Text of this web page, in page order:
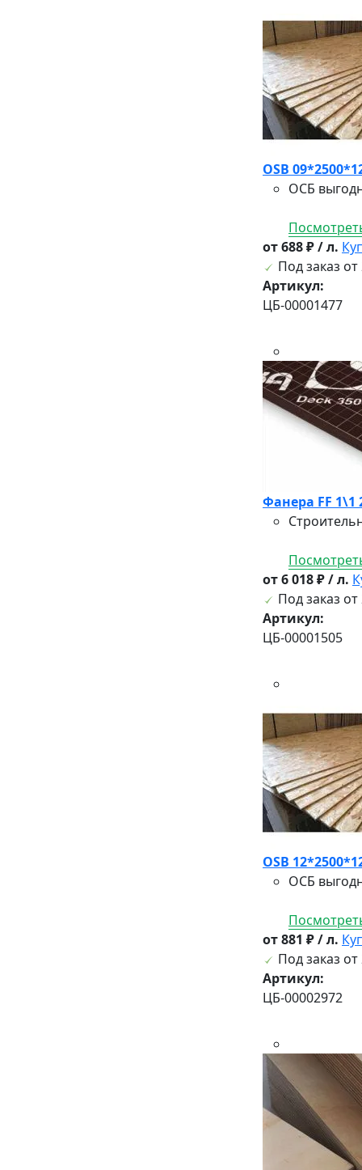
OSB
ОСБ
от 688 ₽ / л.
Под заказ от
Артикул:
ЦБ-00001477
Фанера FF 1\1
от 6 018 ₽ / л.
Под заказ от
Артикул:
ЦБ-00001505
OSB
ОСБ
от 881 ₽ / л.
Под заказ от
Артикул:
ЦБ-00002972